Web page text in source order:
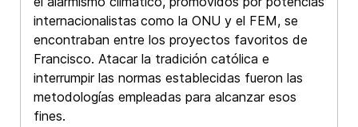
internacionalistas como la ONU y el FEM, se
encontraban entre los proyectos favoritos de
Francisco. Atacar la tradición católica e
interrumpir las normas establecidas fueron las
metodologías empleadas para alcanzar esos
fines.